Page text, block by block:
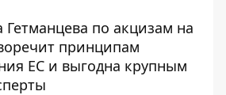
по акцизам на
принципам
ЕС и выгодна крупным